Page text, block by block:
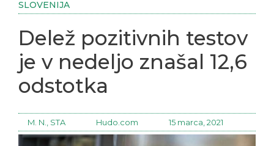
SLOVENIJA
Delež pozitivnih testov
je v nedeljo znašal 12,6
odstotka
M. N., STA Hudo.com 15 marca, 2021